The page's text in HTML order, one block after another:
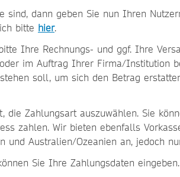
sind, dann geben Sie nun Ihren
bitte hier.
Ihre Rechnungs- und ggf. Ihre
im Auftrag Ihrer Firma/Institution
soll, um sich den Betrag
die Zahlungsart auszuwählen. Sie
zahlen. Wir bieten ebenfalls
und Australien/Ozeanien an, jedoch
Sie Ihre Zahlungsdaten eingeben.